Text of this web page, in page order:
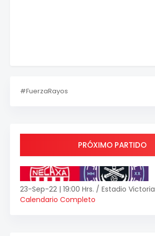
#FuerzaRayos
PRÓXIMO PARTIDO
23-Sep-22 | 19:00 Hrs. / Estadio Victoria
Calendario Completo